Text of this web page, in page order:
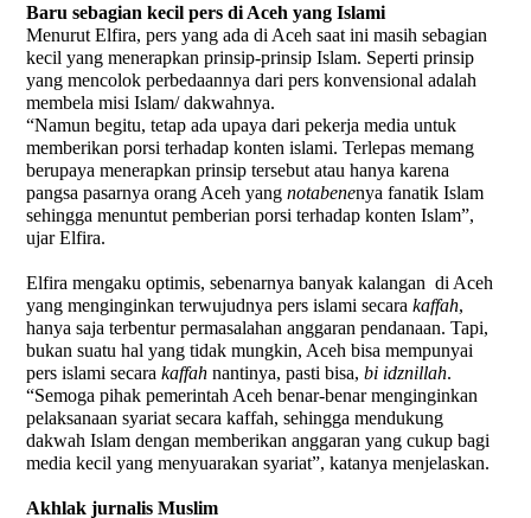
Baru sebagian kecil pers di Aceh yang Islami
Menurut Elfira, pers yang ada di Aceh saat ini masih sebagian
kecil yang menerapkan prinsip-prinsip Islam. Seperti prinsip
yang mencolok perbedaannya dari pers konvensional adalah
membela misi Islam/ dakwahnya.
“Namun begitu, tetap ada upaya dari pekerja media untuk
memberikan porsi terhadap konten islami. Terlepas memang
berupaya menerapkan prinsip tersebut atau hanya karena
pangsa pasarnya orang Aceh yang notabenenya fanatik Islam
sehingga menuntut pemberian porsi terhadap konten Islam”,
ujar Elfira.
Elfira mengaku optimis, sebenarnya banyak kalangan di Aceh
yang menginginkan terwujudnya pers islami secara kaffah,
hanya saja terbentur permasalahan anggaran pendanaan. Tapi,
bukan suatu hal yang tidak mungkin, Aceh bisa mempunyai
pers islami secara kaffah nantinya, pasti bisa, bi idznillah.
“Semoga pihak pemerintah Aceh benar-benar menginginkan
pelaksanaan syariat secara kaffah, sehingga mendukung
dakwah Islam dengan memberikan anggaran yang cukup bagi
media kecil yang menyuarakan syariat”, katanya menjelaskan.
Akhlak jurnalis Muslim